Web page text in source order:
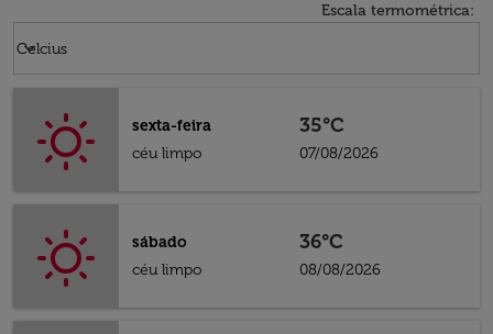
Escala termométrica:
Celcius
keyboard_arrow_down
sexta-feira
céu limpo
35°C
07/08/2026
sábado
céu limpo
36°C
08/08/2026